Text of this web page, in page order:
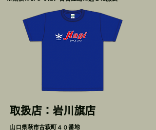
取扱店：岩川旗店
​山口県萩市古萩町４０番地